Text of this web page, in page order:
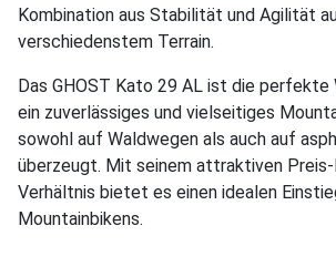
Kombination aus Stabilität und Agilität
verschiedenstem Terrain.
Das GHOST Kato 29 AL ist die perfekte
ein zuverlässiges und vielseitiges
sowohl auf Waldwegen als auch auf
überzeugt. Mit seinem attraktiven
Verhältnis bietet es einen idealen
Mountainbikens.